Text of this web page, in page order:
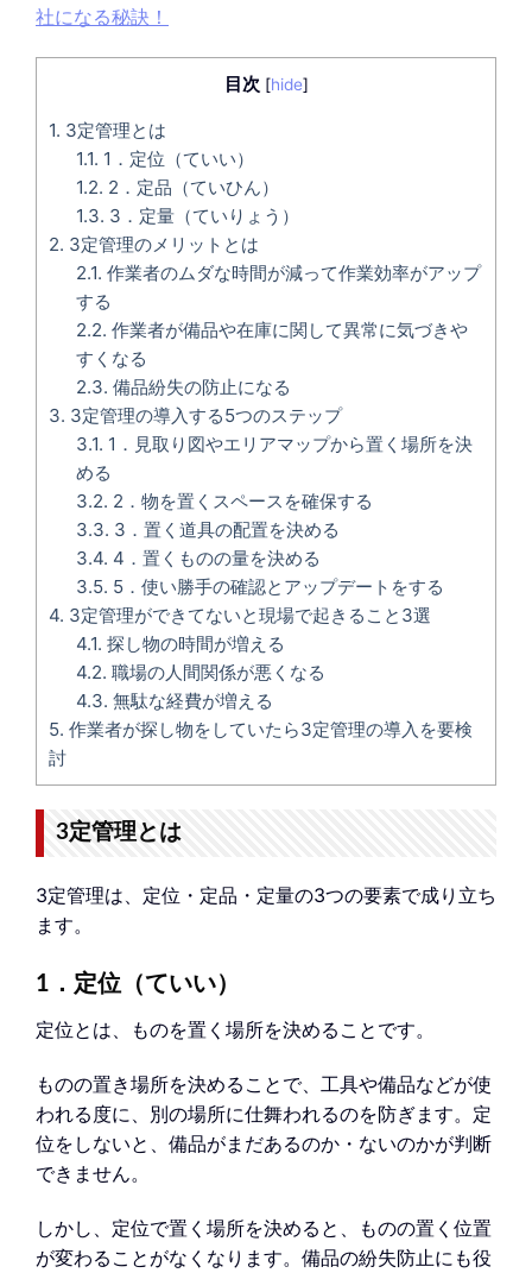
社になる秘訣！
目次 [hide]
1. 3定管理とは
1.1. 1．定位（ていい）
1.2. 2．定品（ていひん）
1.3. 3．定量（ていりょう）
2. 3定管理のメリットとは
2.1. 作業者のムダな時間が減って作業効率がアップ
する
2.2. 作業者が備品や在庫に関して異常に気づきや
すくなる
2.3. 備品紛失の防止になる
3. 3定管理の導入する5つのステップ
3.1. 1．見取り図やエリアマップから置く場所を決
める
3.2. 2．物を置くスペースを確保する
3.3. 3．置く道具の配置を決める
3.4. 4．置くものの量を決める
3.5. 5．使い勝手の確認とアップデートをする
4. 3定管理ができてないと現場で起きること3選
4.1. 探し物の時間が増える
4.2. 職場の人間関係が悪くなる
4.3. 無駄な経費が増える
5. 作業者が探し物をしていたら3定管理の導入を要検
討
3定管理とは
3定管理は、定位・定品・定量の3つの要素で成り立ち
ます。
1．定位（ていい）
定位とは、ものを置く場所を決めることです。
ものの置き場所を決めることで、工具や備品などが使
われる度に、別の場所に仕舞われるのを防ぎます。定
位をしないと、備品がまだあるのか・ないのかが判断
できません。
しかし、定位で置く場所を決めると、ものの置く位置
が変わることがなくなります。備品の紛失防止にも役